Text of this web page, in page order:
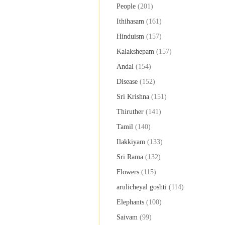
People (201)
Ithihasam (161)
Hinduism (157)
Kalakshepam (157)
Andal (154)
Disease (152)
Sri Krishna (151)
Thiruther (141)
Tamil (140)
Ilakkiyam (133)
Sri Rama (132)
Flowers (115)
arulicheyal goshti (114)
Elephants (100)
Saivam (99)